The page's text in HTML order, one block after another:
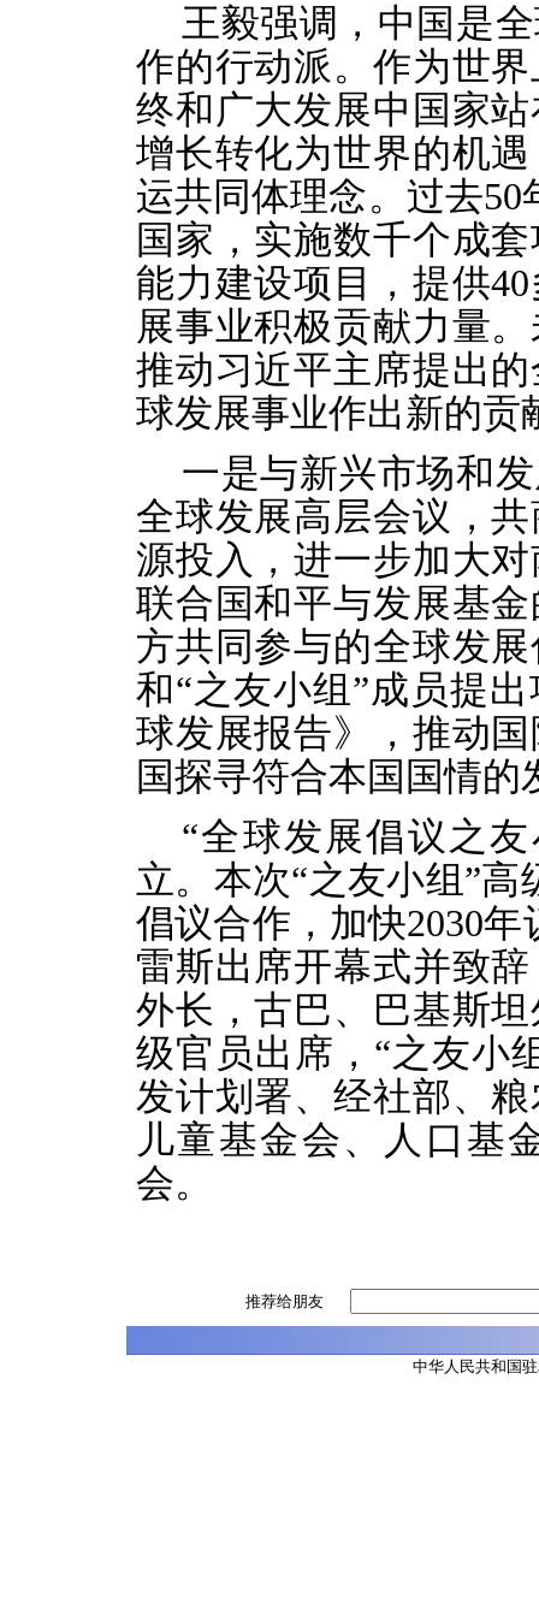
王毅强调，中国是
作的行动派。作为世
终和广大发展中国家
增长转化为世界的机
运共同体理念。过去
国家，实施数千个成
能力建设项目，提供
展事业积极贡献力量
推动习近平主席提出
球发展事业作出新的贡
一是与新兴市场和
全球发展高层会议，
源投入，进一步加大
联合国和平与发展基
方共同参与的全球发
和“之友小组”成员提
球发展报告》，推动
国探寻符合本国国情的
“全球发展倡议之
立。本次“之友小组”
倡议合作，加快2030
雷斯出席开幕式并致
外长，古巴、巴基斯
级官员出席，“之友小
发计划署、经社部、
儿童基金会、人口基
会。
推荐给朋友
中华人民共和国